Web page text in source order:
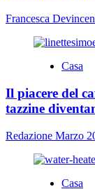
Francesca
Casa
Il piacere del
tazzine
Redazione Marzo
Casa